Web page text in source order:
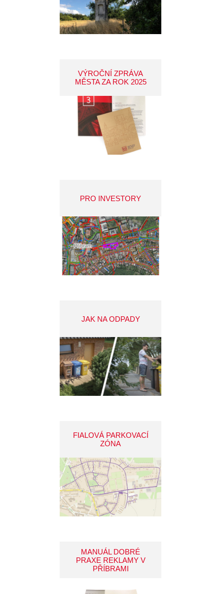
VÝROČNÍ ZPRÁVA
MĚSTA ZA ROK 2025
PRO INVESTORY
JAK NA ODPADY
FIALOVÁ PARKOVACÍ
ZÓNA
MANUÁL DOBRÉ
PRAXE REKLAMY V
PŘÍBRAMI